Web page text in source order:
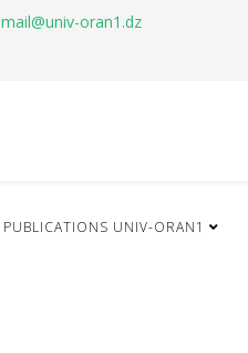
mail@univ-oran1.dz
PUBLICATIONS UNIV-ORAN1